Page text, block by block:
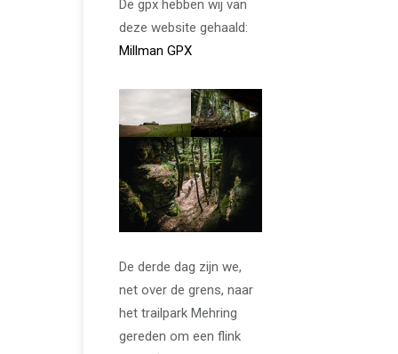
De gpx hebben wij van
deze website gehaald:
Millman GPX
De derde dag zijn we,
net over de grens, naar
het trailpark Mehring
gereden om een flink